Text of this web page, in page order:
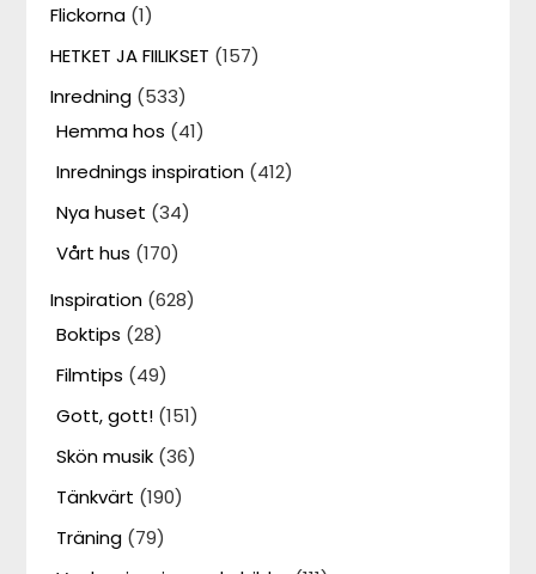
Flickorna (1)
HETKET JA FIILIKSET (157)
Inredning (533)
Hemma hos (41)
Inrednings inspiration (412)
Nya huset (34)
Vårt hus (170)
Inspiration (628)
Boktips (28)
Filmtips (49)
Gott, gott! (151)
Skön musik (36)
Tänkvärt (190)
Träning (79)